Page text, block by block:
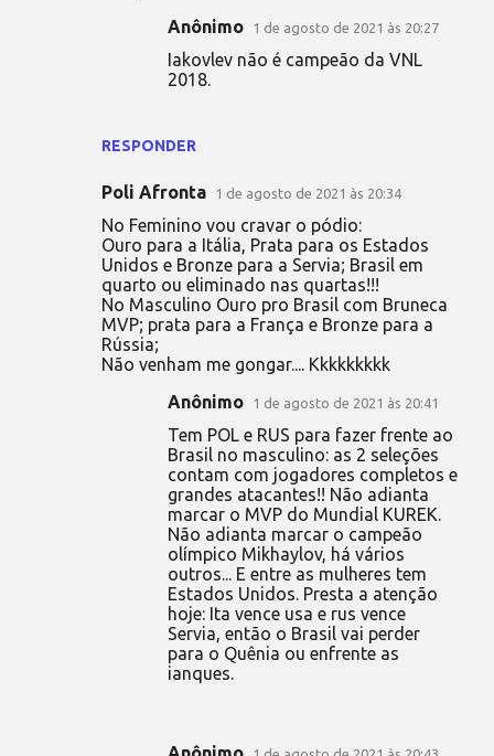
RESPONDER
Anônimo 1 de agosto de 2021 às 20:27
Iakovlev não é campeão da VNL
2018.
Poli Afronta 1 de agosto de 2021 às 20:34
No Feminino vou cravar o pódio:
Ouro para a Itália, Prata para os Estados
Unidos e Bronze para a Servia; Brasil em
quarto ou eliminado nas quartas!!!
No Masculino Ouro pro Brasil com Bruneca
MVP; prata para a França e Bronze para a
Rússia;
Não venham me gongar.... Kkkkkkkkk
Anônimo
1 de agosto de 2021 às 20:41
Tem POL e RUS para fazer frente ao
Brasil no masculino: as 2 seleções
contam com jogadores completos e
grandes atacantes!! Não adianta
marcar o MVP do Mundial KUREK.
Não adianta marcar o campeão
olímpico Mikhaylov, há vários
outros... E entre as mulheres tem
Estados Unidos. Presta a atenção
hoje: Ita vence usa e rus vence
Servia, então o Brasil vai perder
para o Quênia ou enfrente as
ianques.